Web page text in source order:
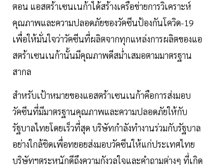
ตอน แอสตร้าเซนเนก้าได้สร้างเครือข่ายการวิเคราะห์
คุณภาพและความปลอดภัยของวัคซีนป้องกันโควิด-19
เพื่อให้มั่นใจว่าวัคซีนที่ผลิตจากทุกแหล่งการผลิตของแอ
สตร้าเซนเนก้านั้นมีคุณภาพดีสม่ำเสมอตามมาตรฐาน
สากล
สำหรับเป้าหมายของแอสตร้าเซนเนก้าคือการส่งมอบ
วัคซีนที่มีมาตรฐานคุณภาพและความปลอดภัยให้กับ
รัฐบาลไทยโดยเร็วที่สุด บริษัทกำลังทำงานร่วมกับรัฐบาล
อย่างใกล้ชิดเพื่อทยอยส่งมอบวัคซีนให้แก่ประเทศไทย
บริษัทฯตระหนักดีถึงความกังวลใจและคำถามต่างๆ ที่เกิด